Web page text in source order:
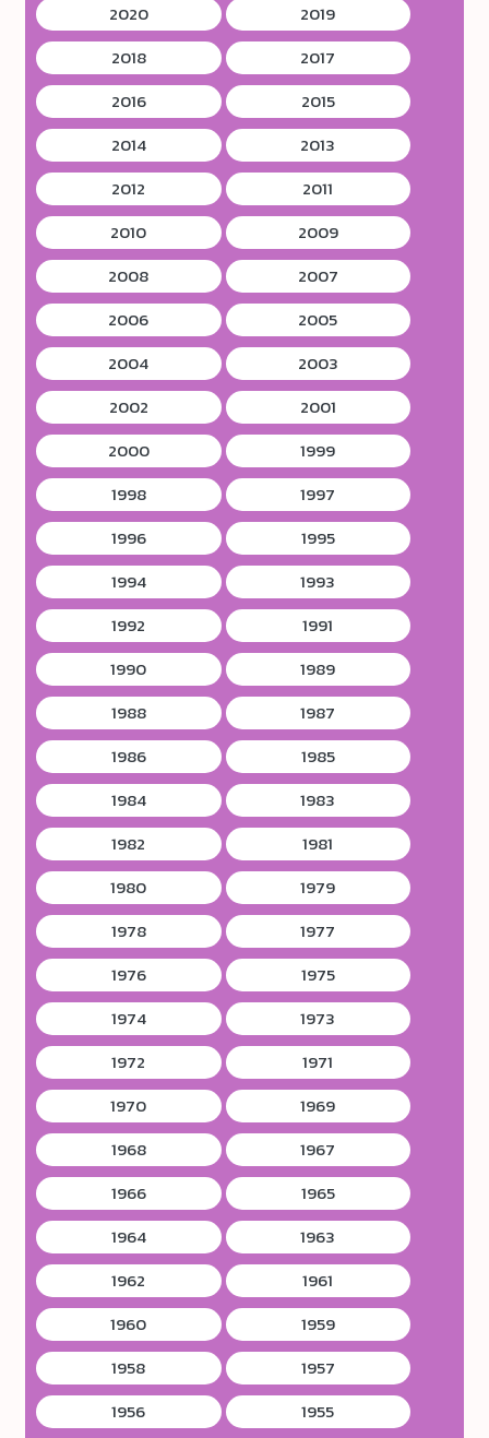
2020
2019
2018
2017
2016
2015
2014
2013
2012
2011
2010
2009
2008
2007
2006
2005
2004
2003
2002
2001
2000
1999
1998
1997
1996
1995
1994
1993
1992
1991
1990
1989
1988
1987
1986
1985
1984
1983
1982
1981
1980
1979
1978
1977
1976
1975
1974
1973
1972
1971
1970
1969
1968
1967
1966
1965
1964
1963
1962
1961
1960
1959
1958
1957
1956
1955